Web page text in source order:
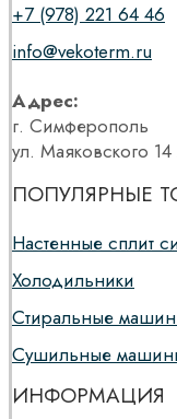
+7 (978) 221 64 46
info@vekoterm.ru
Адрес:
г. Симферополь
ул. Маяковского
ПОПУЛЯРНЫЕ
Настенные сплит
Холодильники
Стиральные
Сушильные
ИНФОРМАЦИЯ